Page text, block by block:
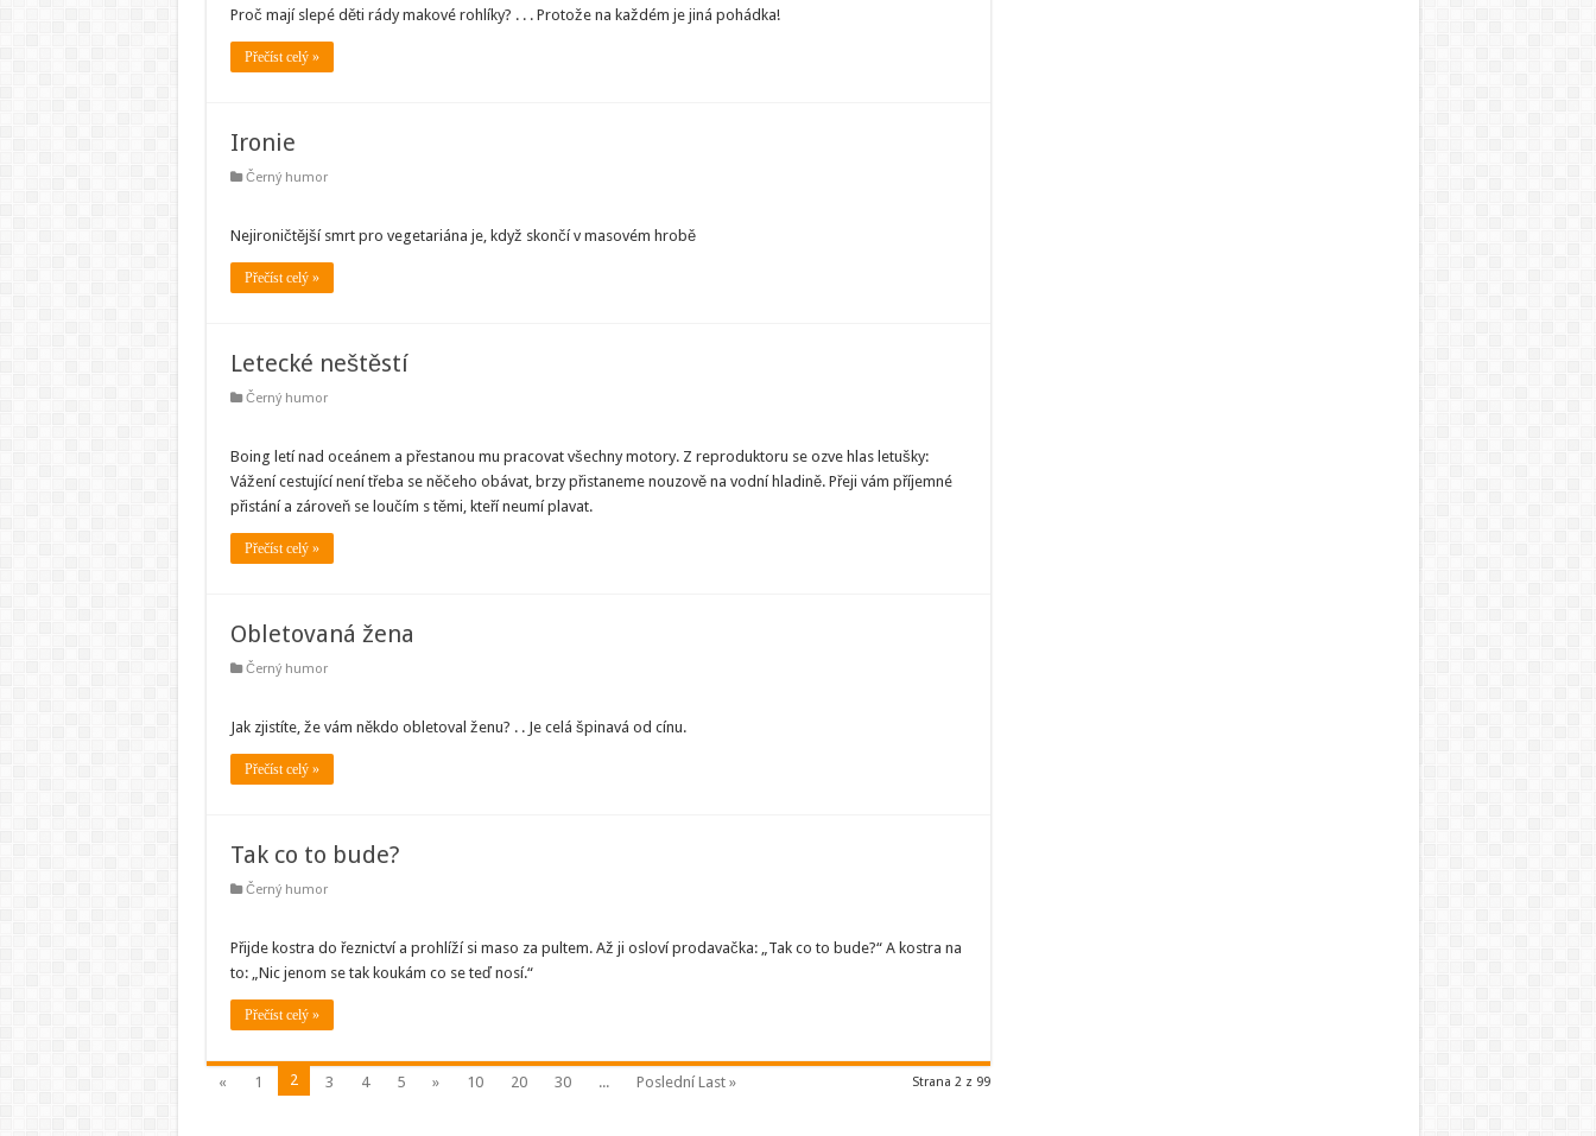
Proč mají slepé děti rády makové rohlíky? . . . Protože na každém je jiná pohádka!
Přečíst celý »
Ironie
Černý humor
Nejironičtější smrt pro vegetariána je, když skončí v masovém hrobě
Přečíst celý »
Letecké neštěstí
Černý humor
Boing letí nad oceánem a přestanou mu pracovat všechny motory. Z reproduktoru se ozve hlas letušky:
Vážení cestující není třeba se něčeho obávat, brzy přistaneme nouzově na vodní hladině. Přeji vám příjemné
přistání a zároveň se loučím s těmi, kteří neumí plavat.
Přečíst celý »
Obletovaná žena
Černý humor
Jak zjistíte, že vám někdo obletoval ženu? . . Je celá špinavá od cínu.
Přečíst celý »
Tak co to bude?
Černý humor
Přijde kostra do řeznictví a prohlíží si maso za pultem. Až ji osloví prodavačka: „Tak co to bude?“ A kostra na
to: „Nic jenom se tak koukám co se teď nosí.“
Přečíst celý »
Strana 2 z 99
« 1 2 3 4 5 » 10 20 30 ... Poslední Last »